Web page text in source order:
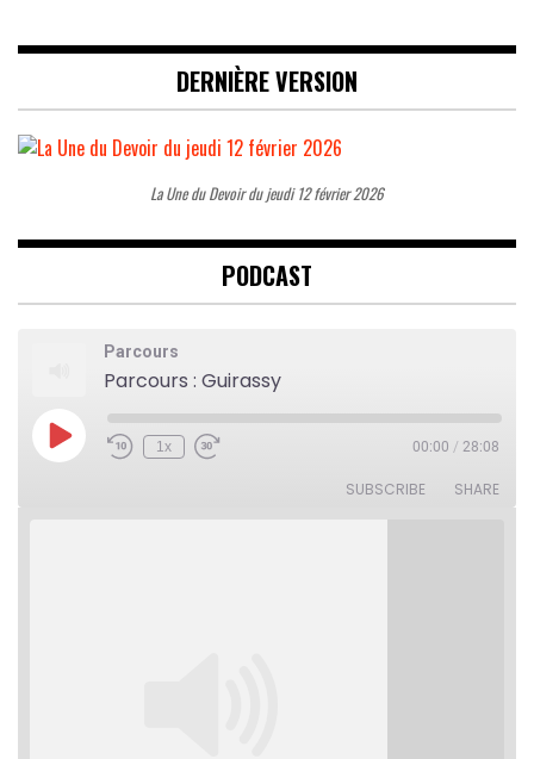
DERNIÈRE VERSION
La Une du Devoir du jeudi 12 février 2026
PODCAST
Parcours
Parcours : Guirassy
Play
Episode
Rewind
1x
Fast
00:00 / 28:08
SUBSCRIBE SHARE